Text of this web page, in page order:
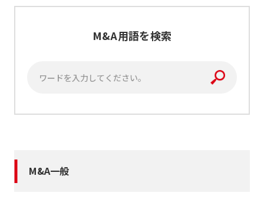
M&A用語を検索
M&A一般